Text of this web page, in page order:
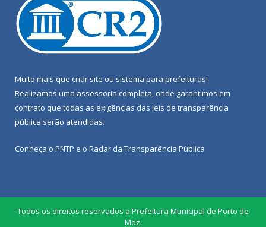
Muito mais que criar site ou sistema para prefeituras!
Realizamos uma assessoria completa, onde garantimos em
contrato que todas as exigências das leis de transparência
pública serão atendidas.
Conheça o PNTP e o Radar da Transparência Pública
Todos os direitos reservados a Prefeitura Municipal de Porto de
Moz.